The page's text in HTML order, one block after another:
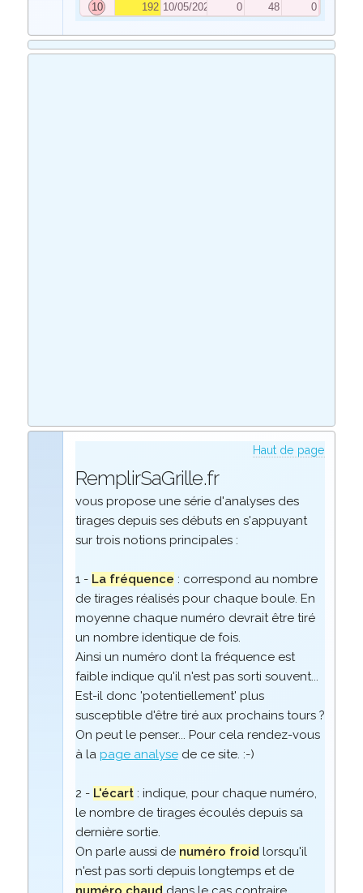
10
192 10/05/2021 0 48 0
Haut de page
RemplirSaGrille.fr
vous propose une série d'analyses des
tirages depuis ses débuts en s'appuyant
sur trois notions principales :
1 - La fréquence : correspond au nombre
de tirages réalisés pour chaque boule. En
moyenne chaque numéro devrait être tiré
un nombre identique de fois.
Ainsi un numéro dont la fréquence est
faible indique qu'il n'est pas sorti souvent...
Est-il donc 'potentiellement' plus
susceptible d'être tiré aux prochains tours ?
On peut le penser... Pour cela rendez-vous
à la page analysede ce site. :-)
2 - L'écart: indique, pour chaque numéro,
le nombre de tirages écoulés depuis sa
dernière sortie.
On parle aussi de numéro froid lorsqu'il
n'est pas sorti depuis longtemps et de